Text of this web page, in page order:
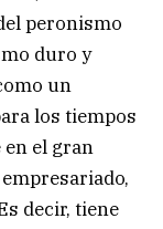
peronismo
duro y
un
los tiempos
en el gran
decir, tiene